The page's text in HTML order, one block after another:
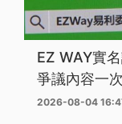
EZ WAY實
爭議內容一
2026-08-04